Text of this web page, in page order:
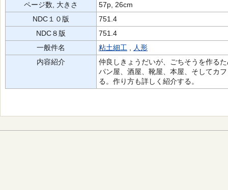
ページ数, 大きさ
57p, 26cm
NDC１０版
751.4
NDC８版
751.4
一般件名
粘土細工
人形
内容紹介
仲良しきょうだいが、ごちそうを作る
パン屋、酒屋、靴屋、本屋、そしてカ
る。作り方も詳しく紹介する。